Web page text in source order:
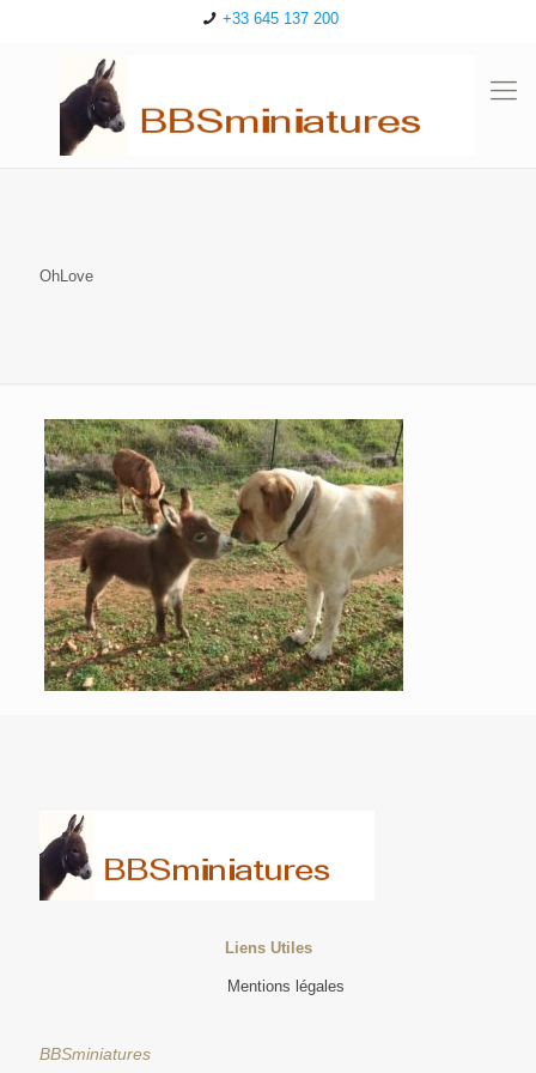
+33 645 137 200
OhLove
Liens Utiles
Mentions légales
BBSminiatures